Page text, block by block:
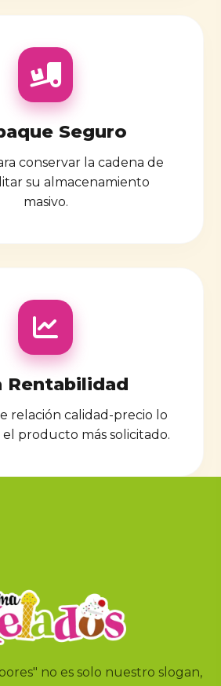
Seguro
conservar la cadena de
su almacenamiento
masivo.
Rentabilidad
relación calidad-precio lo
producto más solicitado.
no es solo nuestro slogan,